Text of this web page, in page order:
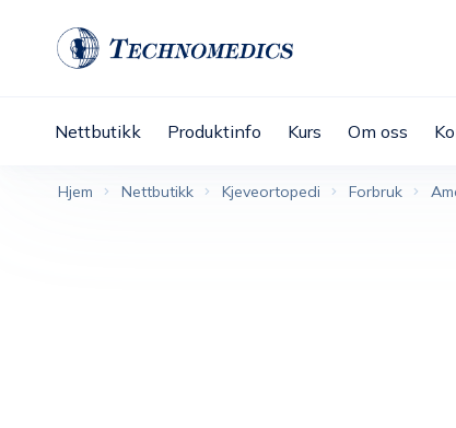
Nettbutikk Produktinfo Kurs Om oss
Hjem Nettbutikk Kjeveortopedi Forbruk